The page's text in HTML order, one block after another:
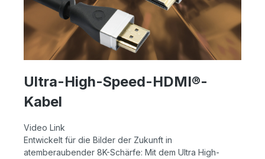
Ultra-High-Speed-HDMI®-
Kabel
Video Link
Entwickelt für die Bilder der Zukunft in
atemberaubender 8K-Schärfe: Mit dem Ultra High-